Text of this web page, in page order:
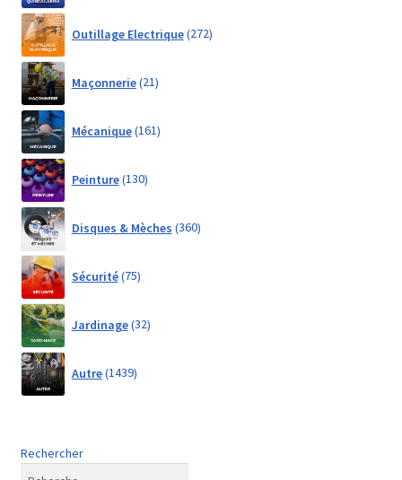
Outillage Electrique 272products
Maçonnerie 21products
Mécanique 161products
Peinture 130products
Disques & Mèches 360products
Sécurité 75products
Jardinage 32products
Autre 1439products
Rechercher